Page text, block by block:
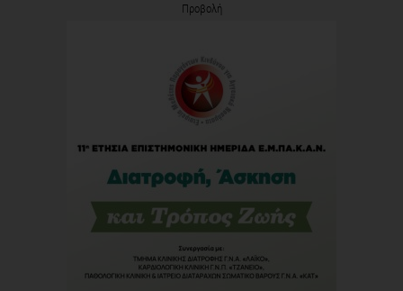
Προβολή